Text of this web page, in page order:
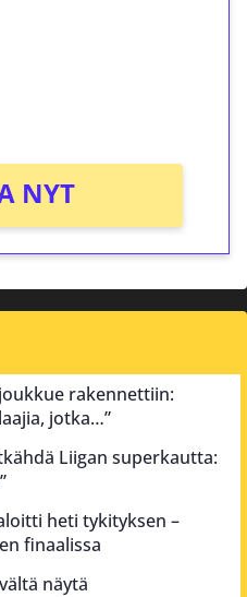
NYT
rakennettiin:
jotka…”
Liigan superkautta:
heti tykityksen –
finaalissa
näytä